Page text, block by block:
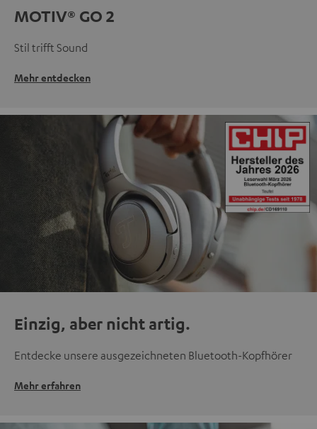
MOTIV® GO 2
Stil trifft Sound
Mehr entdecken
Einzig, aber nicht artig.
Entdecke unsere ausgezeichneten Bluetooth-Kopfhörer
Mehr erfahren